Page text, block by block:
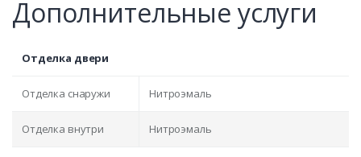
Дополнительные услуги
Отделка двери
Отделка снаружи Нитроэмаль
Отделка внутри Нитроэмаль